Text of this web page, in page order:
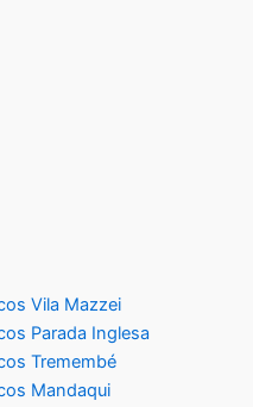
Vila Mazzei
Parada Inglesa
Tremembé
Mandaqui